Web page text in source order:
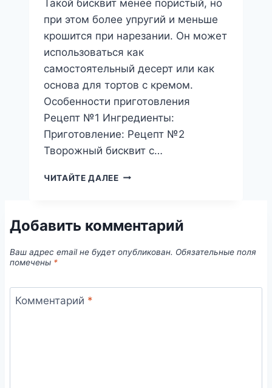
Такой бисквит менее пористый, но
при этом более упругий и меньше
крошится при нарезании. Он может
использоваться как
самостоятельный десерт или как
основа для тортов с кремом.
Особенности приготовления
Рецепт №1 Ингредиенты:
Приготовление: Рецепт №2
Творожный бисквит с…
ЧИТАЙТЕ ДАЛЕЕБИСКВИТНОЕ
Добавить комментарий
Ваш адрес email не будет опубликован. Обязательные поля
помечены *
Комментарий *